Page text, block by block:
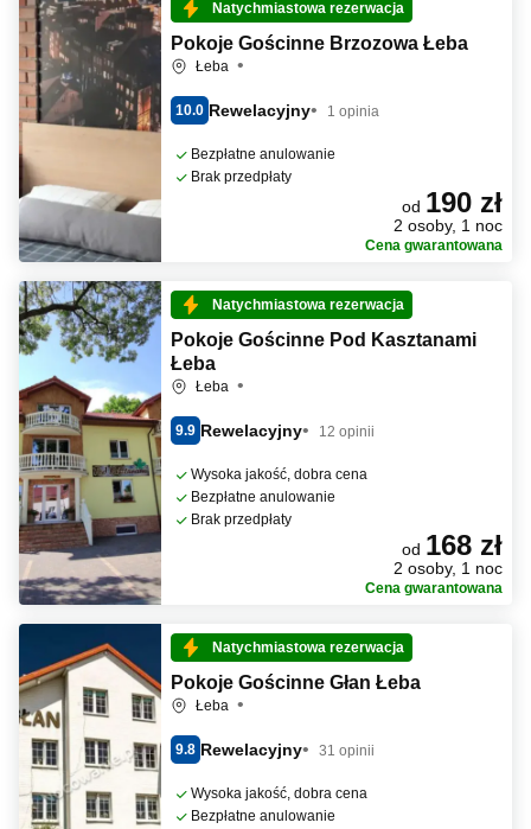
Natychmiastowa rezerwacja
Pokoje Gościnne Brzozowa Łeba
Łeba
10.0 Rewelacyjny 1 opinia
Bezpłatne anulowanie
Brak przedpłaty
od 190 zł
2 osoby, 1 noc
Cena gwarantowana
Natychmiastowa rezerwacja
Pokoje Gościnne Pod Kasztanami
Łeba
Łeba
9.9 Rewelacyjny 12 opinii
Wysoka jakość, dobra cena
Bezpłatne anulowanie
Brak przedpłaty
od 168 zł
2 osoby, 1 noc
Cena gwarantowana
Natychmiastowa rezerwacja
Pokoje Gościnne Głan Łeba
Łeba
9.8 Rewelacyjny 31 opinii
Wysoka jakość, dobra cena
Bezpłatne anulowanie